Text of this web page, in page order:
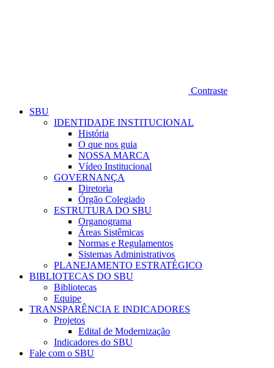
Contraste
SBU
IDENTIDADE INSTITUCIONAL
História
O que nos guia
NOSSA MARCA
Vídeo Institucional
GOVERNANÇA
Diretoria
Órgão Colegiado
ESTRUTURA DO SBU
Organograma
Áreas Sistêmicas
Normas e Regulamentos
Sistemas Administrativos
PLANEJAMENTO ESTRATÉGICO
BIBLIOTECAS DO SBU
Bibliotecas
Equipe
TRANSPARÊNCIA E INDICADORES
Projetos
Edital de Modernização
Indicadores do SBU
Fale com o SBU